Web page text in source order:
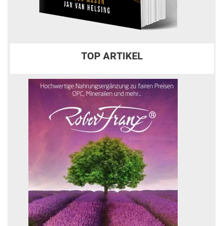
TOP ARTIKEL